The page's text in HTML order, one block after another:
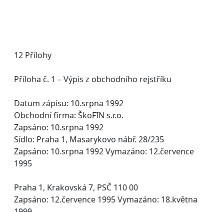
12 Přílohy
Příloha č. 1 – Výpis z obchodního rejstříku
Datum zápisu: 10.srpna 1992
Obchodní firma: ŠkoFIN s.r.o.
Zapsáno: 10.srpna 1992
Sídlo: Praha 1, Masarykovo nábř. 28/235
Zapsáno: 10.srpna 1992 Vymazáno: 12.července
1995
Praha 1, Krakovská 7, PSČ 110 00
Zapsáno: 12.července 1995 Vymazáno: 18.května